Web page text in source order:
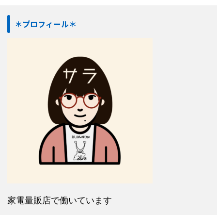
＊プロフィール＊
家電量販店で働いています